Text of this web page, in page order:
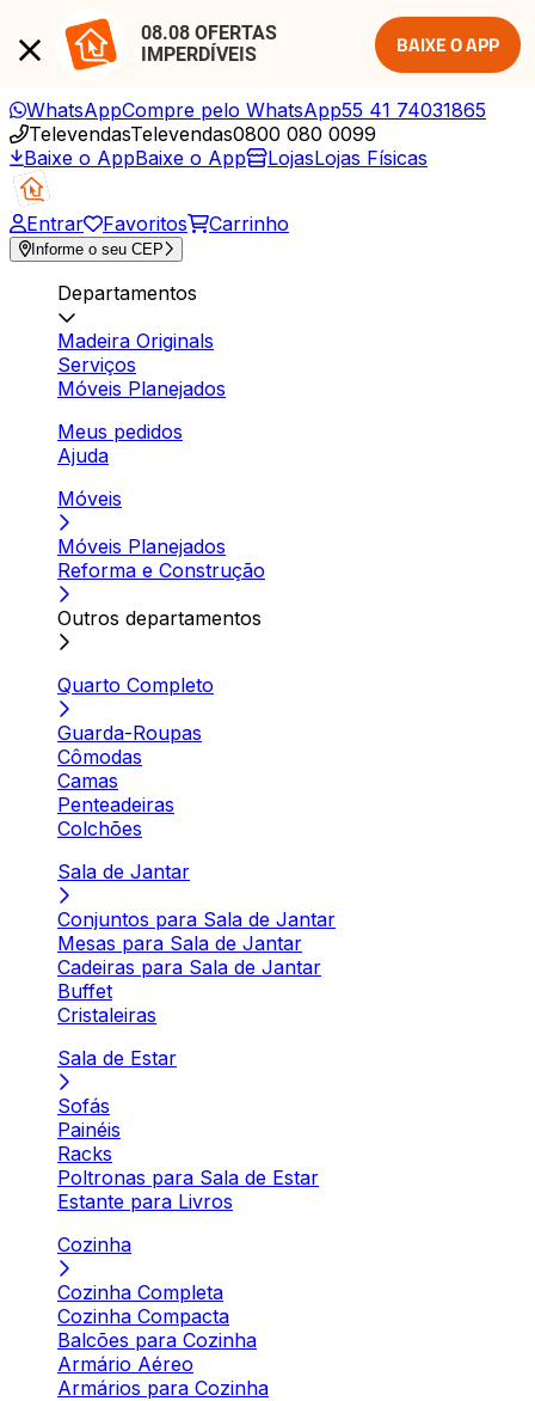
08.08 OFERTAS
IMPERDÍVEIS
BAIXE O APP
WhatsAppCompre pelo WhatsApp55 41 74031865
TelevendasTelevendas0800 080 0099
Baixe o AppBaixe o App LojasLojas Físicas
Entrar Favoritos Carrinho
Informe o seu CEP
Departamentos
Madeira Originals
Serviços
Móveis Planejados
Meus pedidos
Ajuda
Móveis
Móveis Planejados
Reforma e Construção
Outros departamentos
Quarto Completo
Guarda-Roupas
Cômodas
Camas
Penteadeiras
Colchões
Sala de Jantar
Conjuntos para Sala de Jantar
Mesas para Sala de Jantar
Cadeiras para Sala de Jantar
Buffet
Cristaleiras
Sala de Estar
Sofás
Painéis
Racks
Poltronas para Sala de Estar
Estante para Livros
Cozinha
Cozinha Completa
Cozinha Compacta
Balcões para Cozinha
Armário Aéreo
Armários para Cozinha